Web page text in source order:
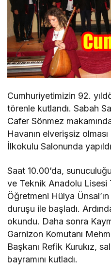
Cumhuriyetimizin 92.
törenle kutlandı. Sabah
Cafer Sönmez
Havanın elverişsiz
İlkokulu Salonunda
Saat 10.00’da,
ve Teknik Anadolu Lisesi
Öğretmeni Hülya
duruşu ile başladı.
okundu. Daha sonra
Garnizon Komutanı
Başkanı Refik Kurukız,
bayramını kutladı.